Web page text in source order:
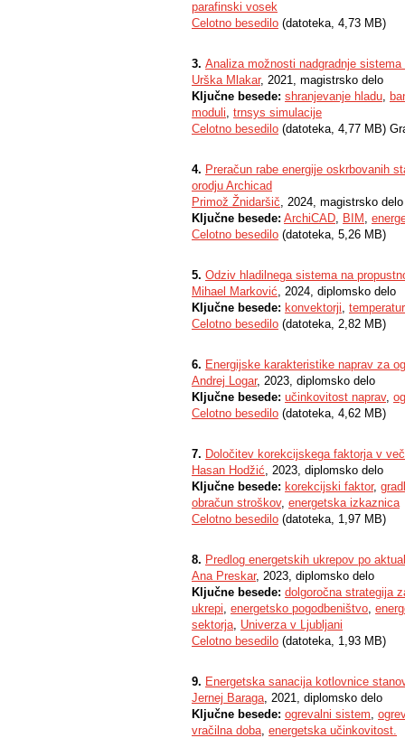
parafinski vosek
Celotno besedilo (datoteka, 4,73 MB)
3. Analiza možnosti nadgradnje
Urška Mlakar, 2021, magistrsko delo
Ključne besede: shranjevanje hladu,
moduli, trnsys simulacije
Celotno besedilo (datoteka, 4,77 MB)
4. Preračun rabe energije oskrbovanih
orodju Archicad
Primož Žnidaršič, 2024, magistrsko delo
Ključne besede: ArchiCAD, BIM ,
Celotno besedilo (datoteka, 5,26 MB)
5. Odziv hladilnega sistema na
Mihael Marković, 2024, diplomsko delo
Ključne besede: konvektorji,
Celotno besedilo (datoteka, 2,82 MB)
6. Energijske karakteristike naprav za
Andrej Logar, 2023, diplomsko delo
Ključne besede: učinkovitost naprav,
Celotno besedilo (datoteka, 4,62 MB)
7. Določitev korekcijskega faktorja v
Hasan Hodžić, 2023, diplomsko delo
Ključne besede: korekcijski faktor,
obračun stroškov, energetska izkaznica
Celotno besedilo (datoteka, 1,97 MB)
8. Predlog energetskih ukrepov po
Ana Preskar, 2023, diplomsko delo
Ključne besede: dolgoročna strategija
ukrepi, energetsko pogodbeništvo,
sektorja, Univerza v Ljubljani
Celotno besedilo (datoteka, 1,93 MB)
9. Energetska sanacija kotlovnice
Jernej Baraga, 2021, diplomsko delo
Ključne besede: ogrevalni sistem,
vračilna doba, energetska učinkovitost.